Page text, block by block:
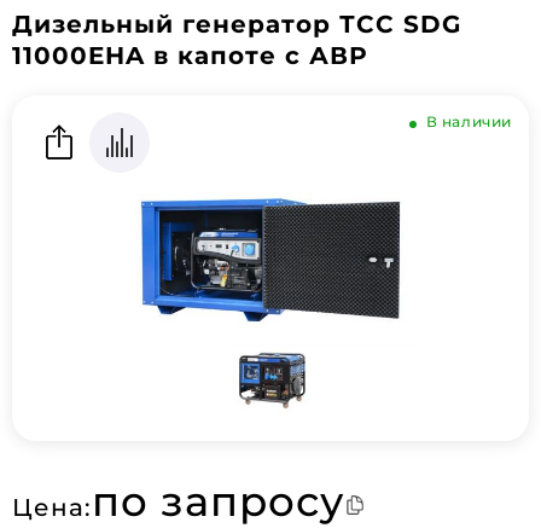
Дизельный генератор ТСС SDG
11000EHA в капоте с АВР
В наличии
Цена: по запросу